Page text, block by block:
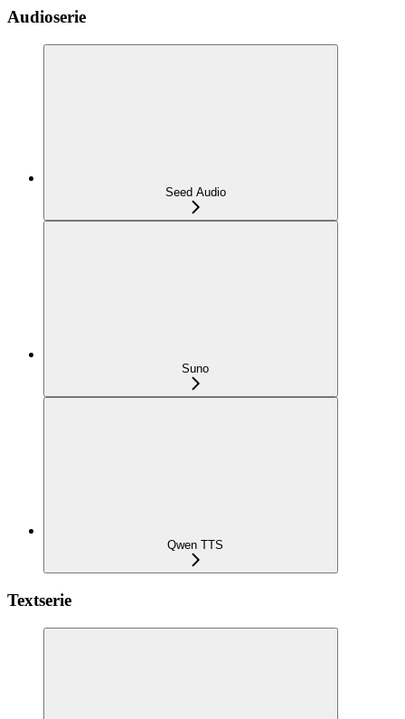
Audioserie
Seed Audio
Suno
Qwen TTS
Textserie